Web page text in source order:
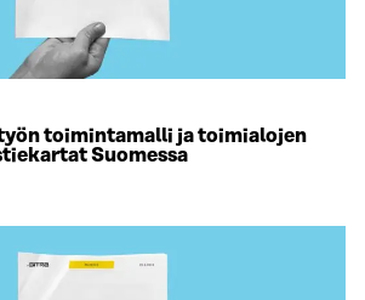
toimintamalli ja toimialojen
Suomessa